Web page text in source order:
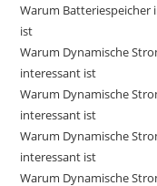
Warum Batteriespeicher
ist
Warum Dynamische
interessant ist
Warum Dynamische
interessant ist
Warum Dynamische
interessant ist
Warum Dynamische